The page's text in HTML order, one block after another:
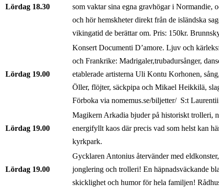
Lördag 18.30
som vaktar sina egna gravhögar i Normandie,
och hör hemskheter direkt från de isländska
vikingatid de berättar om. Pris: 150kr.
Lördag 19.00
Konsert Documenti D’amore. Ljuv och
och Frankrike: Madrigaler,trubadursånger,
etablerade artisterna Uli Kontu Korhonen,
Öller, flöjter, säckpipa och Mikael Heikkilä,
Förboka via nomemus.se/biljetter/ S:t
Lördag 19.00
Magikern Arkadia bjuder på historiskt trolleri,
energifyllt kaos där precis vad som helst kan
kyrkpark.
Lördag 19.00
Gycklaren Antonius återvänder med
jonglering och trolleri! En häpnadsväckande
skicklighet och humor för hela familjen!